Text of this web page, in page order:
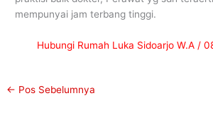
mempunyai jam terbang tinggi.
Hubungi Rumah Luka Sidoarjo W.A /
← Pos Sebelumnya